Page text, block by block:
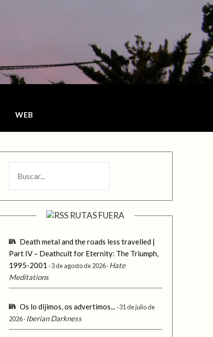
WEB
RUTAS FUERA
Death metal and the roads less travelled |
Part IV – Deathcult for Eternity: The Triumph,
1995-2001
3 de agosto de 2026 Hate
Meditations
Os lo dijimos, os advertimos... 31 de julio de
2026 Iberian Darkness